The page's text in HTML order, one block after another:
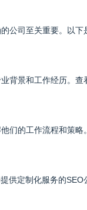
公司至关重要。以
背景和工作经历。
们的工作流程和策
供定制化服务的